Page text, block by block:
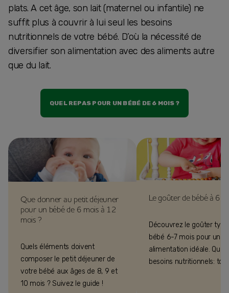
plats. A cet âge, son lait (maternel ou infantile) ne
suffit plus à couvrir à lui seul les besoins
nutritionnels de votre bébé. D’où la nécessité de
diversifier son alimentation avec des aliments autre
que du lait.
QUEL REPAS POUR UN BÉBÉ DE 6 MOIS ?
Que donner au petit déjeuner
pour un bébé de 6 mois à 12
mois ?
Quels éléments doivent
composer le petit déjeuner de
votre bébé aux âges de 8, 9 et
10 mois ? Suivez le guide !
Le goûter de bébé à 6-
Découvrez le goûter
bébé 6-7 mois pour une
alimentation idéale.
besoins nutritionnels: